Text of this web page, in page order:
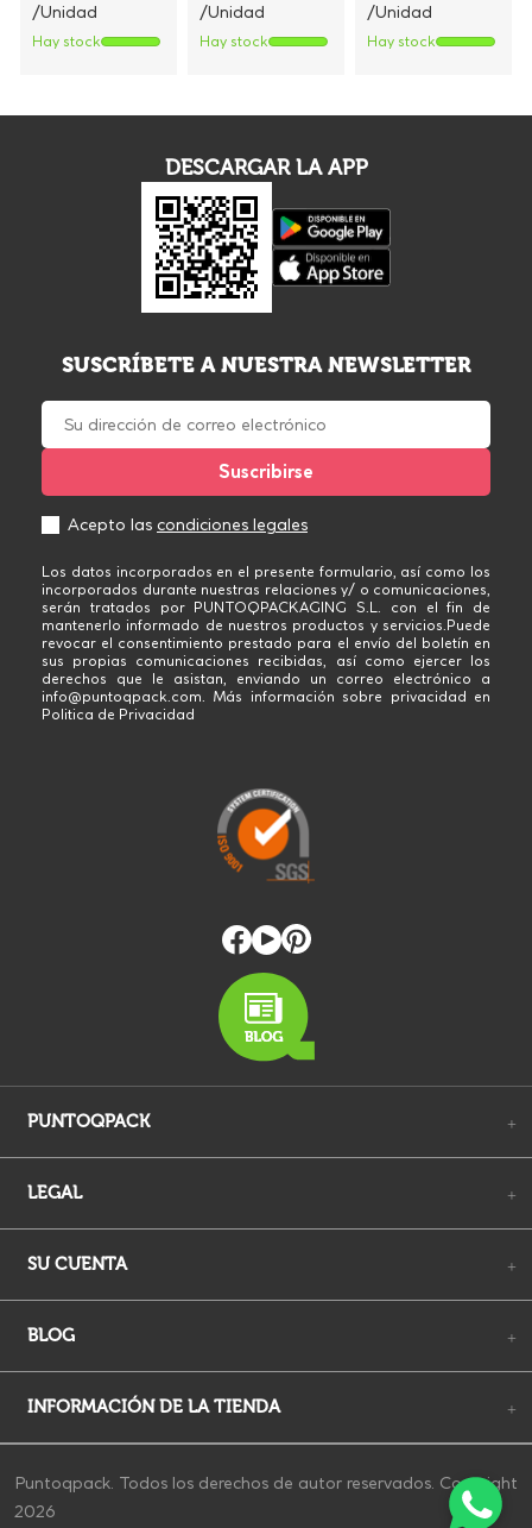
/Unidad
Hay stock
/Unidad
Hay stock
/Unidad
Hay stock
DESCARGAR LA APP
SUSCRÍBETE A NUESTRA NEWSLETTER
Acepto las condiciones legales
Los datos incorporados en el presente formulario, así como los
incorporados durante nuestras relaciones y/ o comunicaciones,
serán tratados por PUNTOQPACKAGING S.L. con el fin de
mantenerlo informado de nuestros productos y servicios.Puede
revocar el consentimiento prestado para el envío del boletín en
sus propias comunicaciones recibidas, así como ejercer los
derechos que le asistan, enviando un correo electrónico a
info@puntoqpack.com. Más información sobre privacidad en
Politica de Privacidad
PUNTOQPACK +
LEGAL +
SU CUENTA +
BLOG +
INFORMACIÓN DE LA TIENDA +
Puntoqpack. Todos los derechos de autor reservados. Copyright
2026